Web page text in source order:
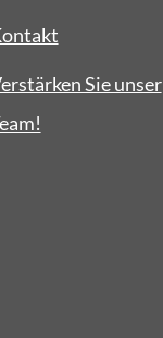
Sie unser